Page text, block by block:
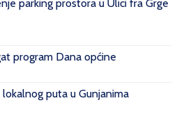
parking prostora u Ulici fra Grge
program Dana općine
puta u Gunjanima